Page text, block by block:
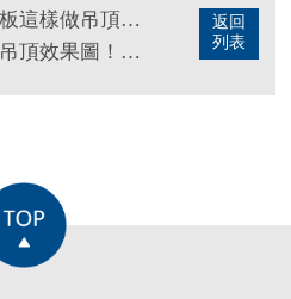
返回
列表
家里用鋁蜂窩板這樣做吊頂，沒想到效果竟然這么好！
廚房鋁蜂窩板吊頂效果圖！你要不要進來了解一下？